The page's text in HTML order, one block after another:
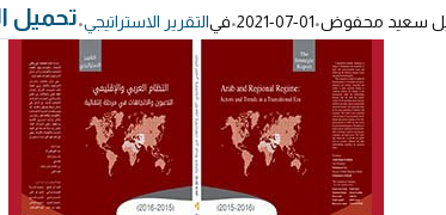
سعيد محفوض•
2021-07-01
•فيالتقرير الاستراتيجي•تحميل